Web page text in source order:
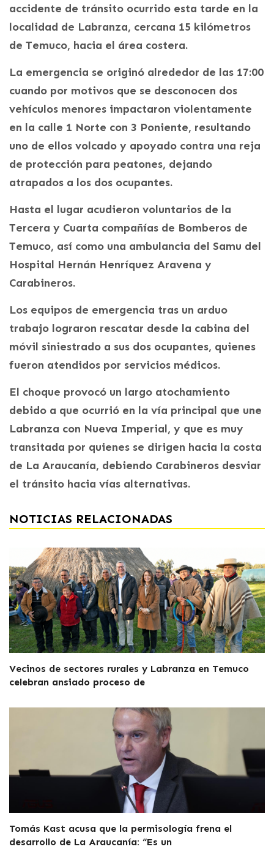
accidente de tránsito ocurrido esta tarde en la
localidad de Labranza, cercana 15 kilómetros
de Temuco, hacia el área costera.
La emergencia se originó alrededor de las 17:00
cuando por motivos que se desconocen dos
vehículos menores impactaron violentamente
en la calle 1 Norte con 3 Poniente, resultando
uno de ellos volcado y apoyado contra una reja
de protección para peatones, dejando
atrapados a los dos ocupantes.
Hasta el lugar acudieron voluntarios de la
Tercera y Cuarta compañías de Bomberos de
Temuco, así como una ambulancia del Samu del
Hospital Hernán Henríquez Aravena y
Carabineros.
Los equipos de emergencia tras un arduo
trabajo lograron rescatar desde la cabina del
móvil siniestrado a sus dos ocupantes, quienes
fueron atendidos por servicios médicos.
El choque provocó un largo atochamiento
debido a que ocurrió en la vía principal que une
Labranza con Nueva Imperial, y que es muy
transitada por quienes se dirigen hacia la costa
de La Araucanía, debiendo Carabineros desviar
el tránsito hacia vías alternativas.
NOTICIAS RELACIONADAS
Vecinos de sectores rurales y Labranza en Temuco
celebran ansiado proceso de
Tomás Kast acusa que la permisología frena el
desarrollo de La Araucanía: “Es un